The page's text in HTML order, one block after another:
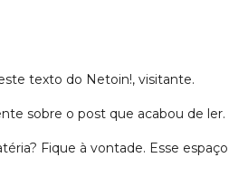
texto do Netoin!, visitante.
sobre o post que acabou de ler.
Fique à vontade. Esse espaço